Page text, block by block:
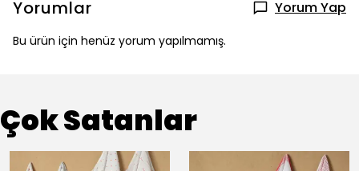
Yorumlar Yorum Yap
Bu ürün için henüz yorum yapılmamış.
Çok Satanlar